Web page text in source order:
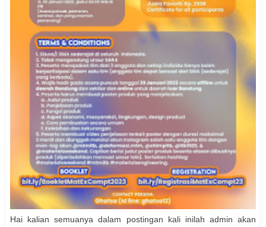
Hai kalian semuanya dalam postingan kali inilah admin akan